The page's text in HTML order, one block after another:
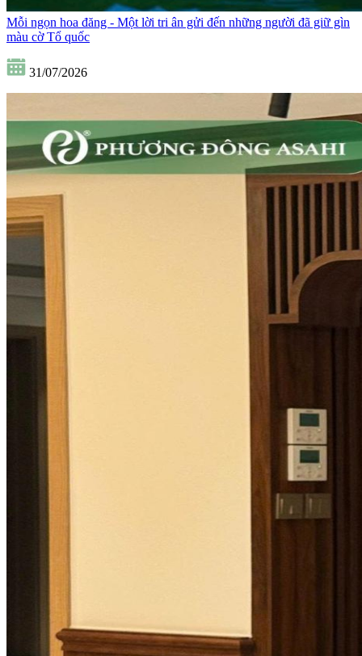
Mỗi ngọn hoa đăng - Một lời tri ân gửi đến những người đã giữ gìn
màu cờ Tổ quốc
31/07/2026